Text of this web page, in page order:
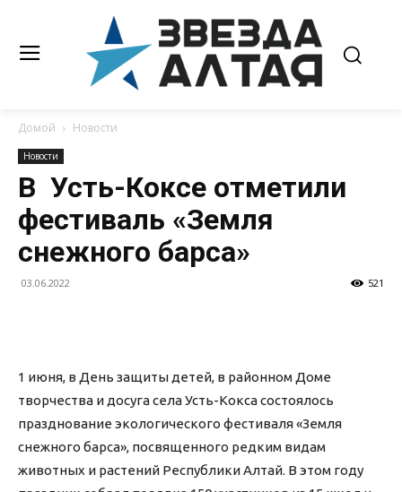
Домой Новости
Новости
В Усть-Коксе отметили
фестиваль «Земля
снежного барса»
03.06.2022 521
1 июня, в День защиты детей, в районном Доме
творчества и досуга села Усть-Кокса состоялось
празднование экологического фестиваля «Земля
снежного барса», посвященного редким видам
животных и растений Республики Алтай. В этом году